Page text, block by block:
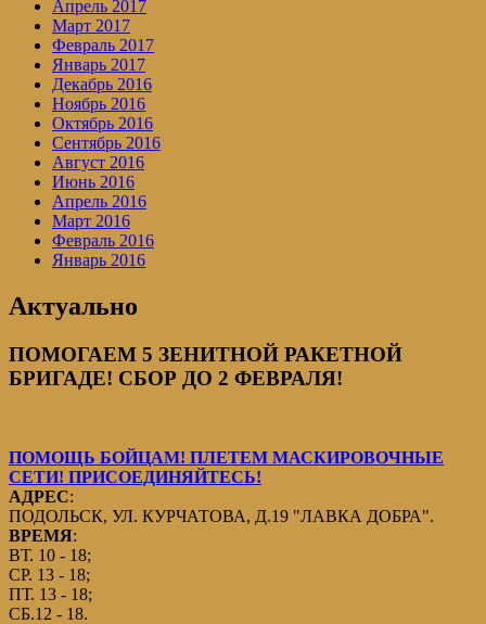
Апрель 2017
Март 2017
Февраль 2017
Январь 2017
Декабрь 2016
Ноябрь 2016
Октябрь 2016
Сентябрь 2016
Август 2016
Июнь 2016
Апрель 2016
Март 2016
Февраль 2016
Январь 2016
Актуально
ПОМОГАЕМ 5 ЗЕНИТНОЙ РАКЕТНОЙ
БРИГАДЕ! СБОР ДО 2 ФЕВРАЛЯ!
ПОМОЩЬ БОЙЦАМ! ПЛЕТЕМ МАСКИРОВОЧНЫЕ
СЕТИ! ПРИСОЕДИНЯЙТЕСЬ!
АДРЕС:
ПОДОЛЬСК, УЛ. КУРЧАТОВА, Д.19 "ЛАВКА ДОБРА".
ВРЕМЯ:
ВТ. 10 - 18;
СР. 13 - 18;
ПТ. 13 - 18;
СБ.12 - 18.